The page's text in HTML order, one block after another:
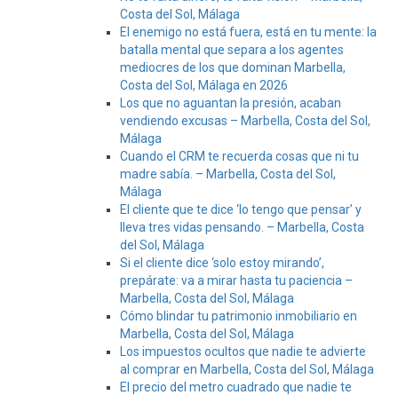
Costa del Sol, Málaga
El enemigo no está fuera, está en tu mente: la
batalla mental que separa a los agentes
mediocres de los que dominan Marbella,
Costa del Sol, Málaga en 2026
Los que no aguantan la presión, acaban
vendiendo excusas – Marbella, Costa del Sol,
Málaga
Cuando el CRM te recuerda cosas que ni tu
madre sabía. – Marbella, Costa del Sol,
Málaga
El cliente que te dice ‘lo tengo que pensar’ y
lleva tres vidas pensando. – Marbella, Costa
del Sol, Málaga
Si el cliente dice ‘solo estoy mirando’,
prepárate: va a mirar hasta tu paciencia –
Marbella, Costa del Sol, Málaga
Cómo blindar tu patrimonio inmobiliario en
Marbella, Costa del Sol, Málaga
Los impuestos ocultos que nadie te advierte
al comprar en Marbella, Costa del Sol, Málaga
El precio del metro cuadrado que nadie te